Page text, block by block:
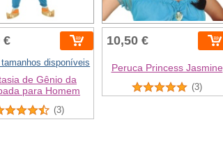
€
disponíveis
de Gênio da
para Homem
(3)
10,50 €
Peruca Princess Jasmine
(3)